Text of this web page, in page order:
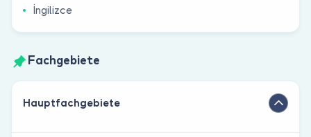
İngilizce
Fachgebiete
Hauptfachgebiete